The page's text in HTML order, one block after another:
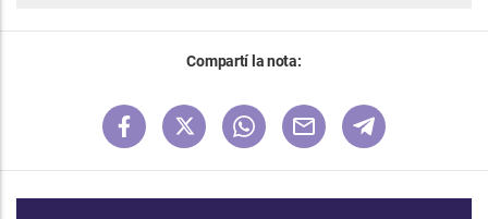
Compartí la nota: